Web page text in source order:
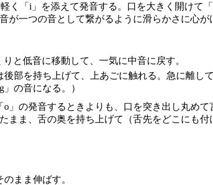
く「i」を添えて発音する。口を大きく開け
が一つの音として繋がるように滑らかさに心が
と低音に移動して、一気に中音に戻す。
後部を持ち上げて、上あごに触れる。急に離
の音になる。）
o」の発音するときよりも、口を突き出し丸め
まま、舌の奥を持ち上げて（舌先をどこにも付
まま伸ばす。